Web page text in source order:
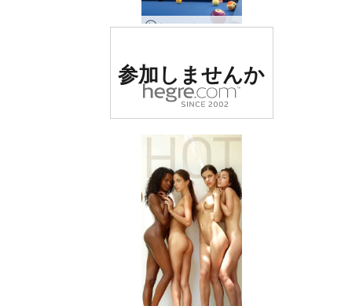
キャンディス、エンジェリー、キキバレリー 裸のビリヤード
を受けたエロサイト
参加しませんか